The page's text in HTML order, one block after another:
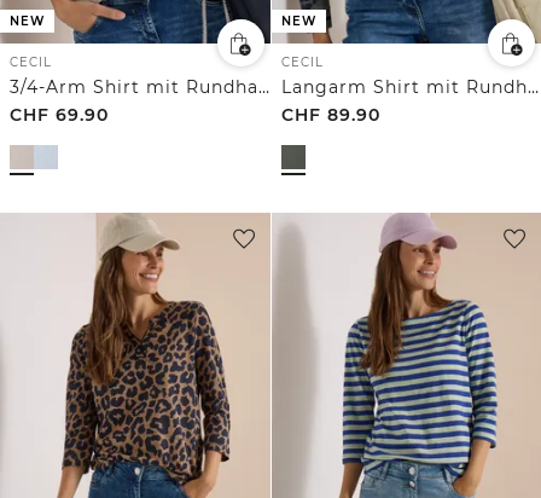
NEW
CECIL
3/4-Arm Shirt mit Rundhals und Struktur
CHF 69.90
NEW
CECIL
Langarm Shirt mit Rundhals und Leo-Details
CHF 89.90